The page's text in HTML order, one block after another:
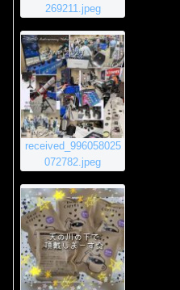
269211.jpeg
received_996058025
072782.jpeg